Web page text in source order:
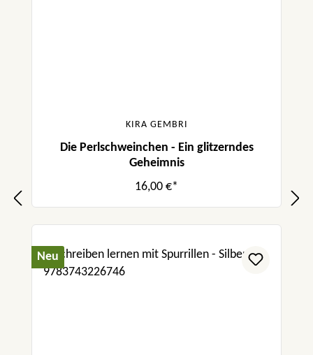
KIRA GEMBRI
Die Perlschweinchen - Ein glitzerndes
Geheimnis
16,00 €*
Neu